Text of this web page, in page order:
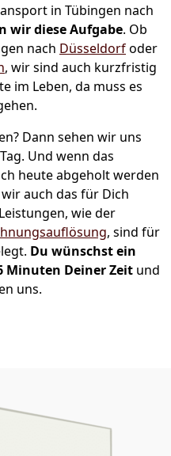
in Tübingen nach
wir diese Aufgabe. Ob
nach Düsseldorfoder
, wir sind auch kurzfristig
im Leben, da muss es
Dann sehen wir uns
Und wenn das
heute abgeholt werden
auch das für Dich
wie der
, sind für
Du wünschst ein
Minuten Deiner Zeit und
uns.